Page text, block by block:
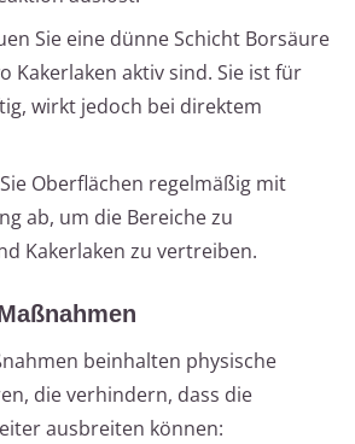
Sie eine dünne Schicht Borsäure
Kakerlaken aktiv sind. Sie ist für
wirkt jedoch bei direktem
Oberflächen regelmäßig mit
ab, um die Bereiche zu
Kakerlaken zu vertreiben.
beinhalten physische
die verhindern, dass die
ausbreiten können: